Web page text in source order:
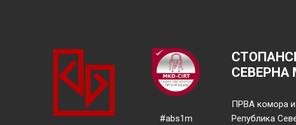
#abs1m
СЕВЕРНА
ПРВА комора и
Република